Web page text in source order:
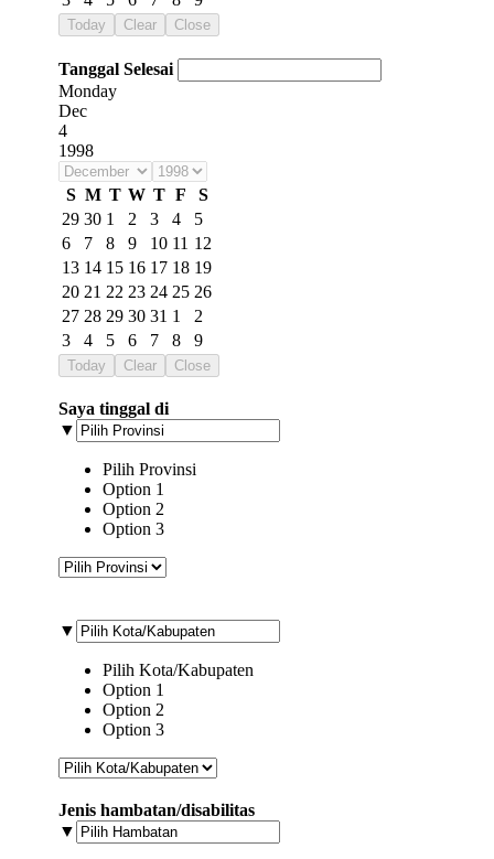
Today Clear Close
Tanggal Selesai
Monday
Dec
4
1998
S M T W T F
S
29 30 1 2 3 4
5
6
7 8 9 10 11 12
13 14 15 16 17 18 19
20 21 22 23 24 25 26
27 28 29 30 31 1
2
3
4 5 6 7 8 9
Today Clear Close
Saya tinggal di
▼
Pilih Provinsi
Option 1
Option 2
Option 3
▼
Pilih Kota/Kabupaten
Option 1
Option 2
Option 3
Jenis hambatan/disabilitas
▼